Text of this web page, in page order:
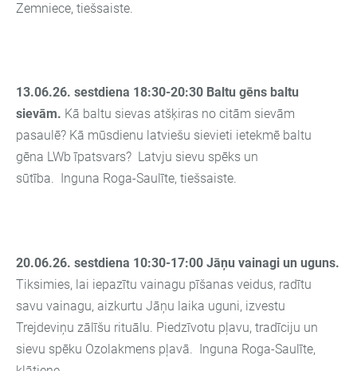
Zemniece, tiešsaiste.
13.06.26. sestdiena 18:30-20:30 Baltu gēns baltu
sievām. Kā baltu sievas atšķiras no citām sievām
pasaulē? Kā mūsdienu latviešu sievieti ietekmē baltu
gēna LWb īpatsvars? Latvju sievu spēks un
sūtība. Inguna Roga-Saulīte, tiešsaiste.
20.06.26. sestdiena 10:30-17:00 Jāņu vainagi un uguns.
Tiksimies, lai iepazītu vainagu pīšanas veidus, radītu
savu vainagu, aizkurtu Jāņu laika uguni, izvestu
Trejdeviņu zālīšu rituālu. Piedzīvotu pļavu, tradīciju un
sievu spēku Ozolakmens pļavā. Inguna Roga-Saulīte,